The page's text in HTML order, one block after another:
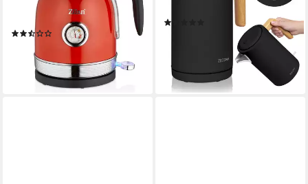
Kapazität
Edelstahl
Material
(5)
UVP59,90 €
lieferbar - in 2-3 Werktagen bei dir
Kunststoff, Edelstahl
Material
lieferbar - in 2-3 Werktagen bei dir